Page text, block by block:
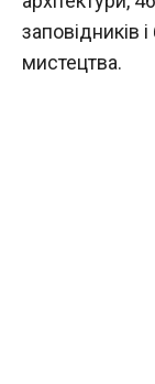
заповідників
мистецтва.